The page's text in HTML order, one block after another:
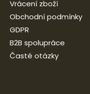
Vrácení zboží
Obchodní podmínky
GDPR
B2B spolupráce
Časté otázky